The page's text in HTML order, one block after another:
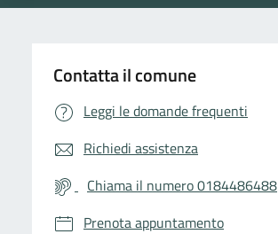
Contatta il comune
Leggi le domande frequenti
Richiedi assistenza
Chiama il numero 0184486488
Prenota appuntamento